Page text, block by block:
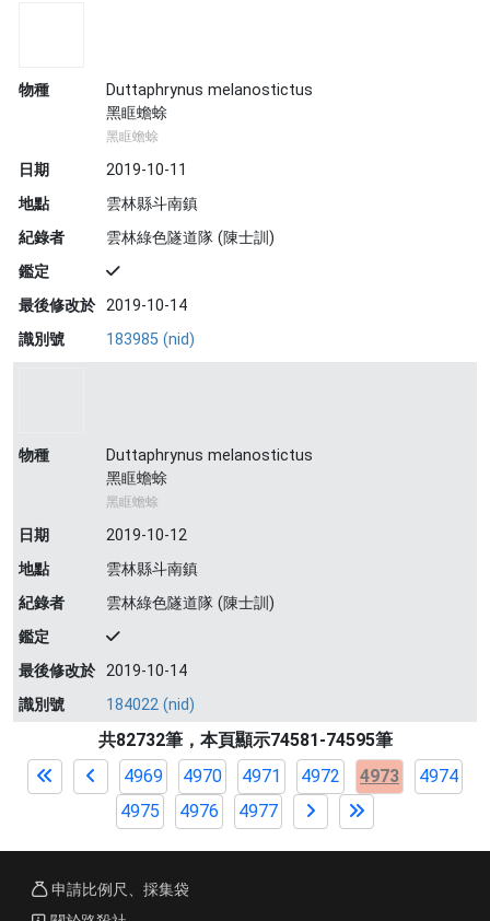
物種
Duttaphrynus melanostictus
黑眶蟾蜍
黑眶蟾蜍
日期
2019-10-11
地點
雲林縣斗南鎮
紀錄者
雲林綠色隧道隊 (陳士訓)
鑑定
最後修改於 2019-10-14
識別號
183985 (nid)
物種
Duttaphrynus melanostictus
黑眶蟾蜍
黑眶蟾蜍
日期
2019-10-12
地點
雲林縣斗南鎮
紀錄者
雲林綠色隧道隊 (陳士訓)
鑑定
最後修改於 2019-10-14
識別號
184022 (nid)
共82732筆，本頁顯示74581-74595筆
4969
4970 4971 4972 4973
4974
4975
4976 4977
申請比例尺、採集袋